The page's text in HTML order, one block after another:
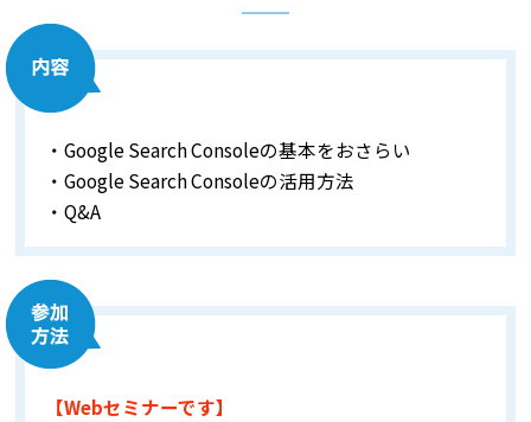
・Google Search Consoleの基本をおさらい
・Google Search Consoleの活用方法
・Q&A
【Webセミナーです】